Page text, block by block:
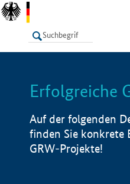
LISTE
Erfolgreiche
Auf der folgenden
finden Sie konkrete
GRW-Projekte!